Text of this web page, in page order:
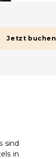
Jetzt buchen
sind
in